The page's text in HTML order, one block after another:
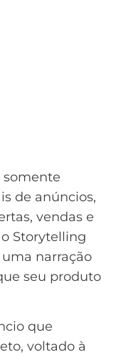
somente
de anúncios,
vendas e
Storytelling
narração
seu produto
que
voltado à